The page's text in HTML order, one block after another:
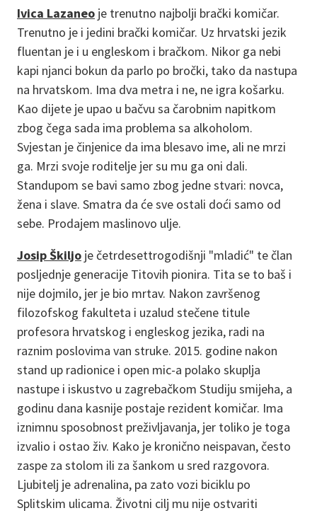
Ivica Lazaneo je trenutno najbolji brački komičar.
Trenutno je i jedini brački komičar. Uz hrvatski jezik
fluentan je i u engleskom i bračkom. Nikor ga nebi
kapi njanci bokun da parlo po bročki, tako da nastupa
na hrvatskom. Ima dva metra i ne, ne igra košarku.
Kao dijete je upao u bačvu sa čarobnim napitkom
zbog čega sada ima problema sa alkoholom.
Svjestan je činjenice da ima blesavo ime, ali ne mrzi
ga. Mrzi svoje roditelje jer su mu ga oni dali.
Standupom se bavi samo zbog jedne stvari: novca,
žena i slave. Smatra da će sve ostali doći samo od
sebe. Prodajem maslinovo ulje.
Josip Škiljo je četrdesettrogodišnji "mladić" te član
posljednje generacije Titovih pionira. Tita se to baš i
nije dojmilo, jer je bio mrtav. Nakon završenog
filozofskog fakulteta i uzalud stečene titule
profesora hrvatskog i engleskog jezika, radi na
raznim poslovima van struke. 2015. godine nakon
stand up radionice i open mic-a polako skuplja
nastupe i iskustvo u zagrebačkom Studiju smijeha, a
godinu dana kasnije postaje rezident komičar. Ima
iznimnu sposobnost preživljavanja, jer toliko je toga
izvalio i ostao živ. Kako je kronično neispavan, često
zaspe za stolom ili za šankom u sred razgovora.
Ljubitelj je adrenalina, pa zato vozi biciklu po
Splitskim ulicama. Životni cilj mu nije ostvariti